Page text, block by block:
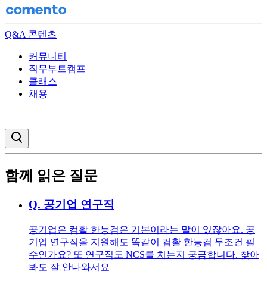
Q&A 콘텐츠
커뮤니티
직무부트캠프
클래스
채용
함께 읽은 질문
Q. 공기업 연구직
공기업은 컴활 한능검은 기본이라는 말이 있잖아요. 공
기업 연구직을 지원해도 똑같이 컴활 한능검 무조건 필
수인가요? 또 연구직도 NCS를 치는지 궁금합니다. 찾아
봐도 잘 안나와서요